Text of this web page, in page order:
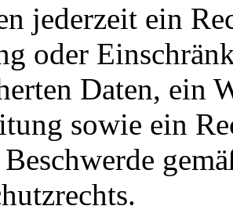
jederzeit ein
oder
Daten, ein
sowie ein